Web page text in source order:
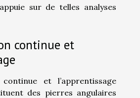
sur de telles analyses
continue et
continue et l’apprentissage
des pierres angulaires